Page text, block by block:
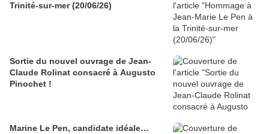
Trinité-sur-mer (20/06/26)
Sortie du nouvel ouvrage de Jean-
Claude Rolinat consacré à Augusto
Pinochet !
Marine Le Pen, candidate idéale…